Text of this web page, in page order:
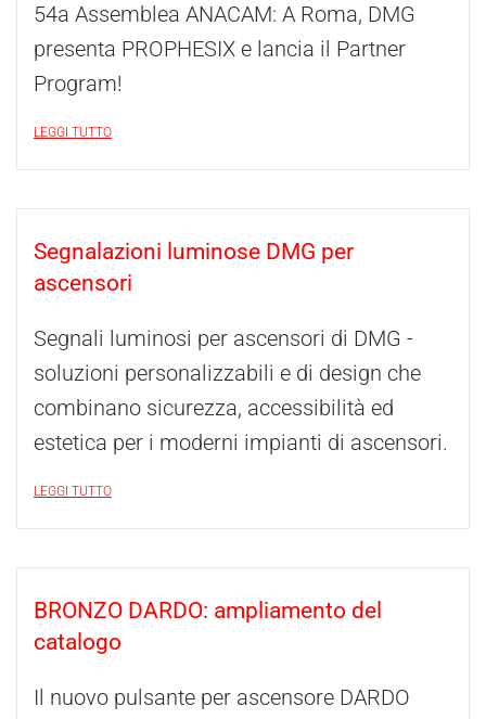
54a Assemblea ANACAM: A Roma, DMG
presenta PROPHESIX e lancia il Partner
Program!
LEGGI TUTTO
Segnalazioni luminose DMG per
ascensori
Segnali luminosi per ascensori di DMG -
soluzioni personalizzabili e di design che
combinano sicurezza, accessibilità ed
estetica per i moderni impianti di ascensori.
LEGGI TUTTO
BRONZO DARDO: ampliamento del
catalogo
Il nuovo pulsante per ascensore DARDO